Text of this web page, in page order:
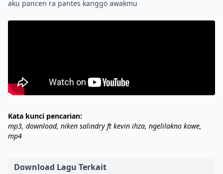
Kata kunci pencarian:
mp3, download, niken salindry ft kevin ihza, ngelilakno kowe,
mp4
Download Lagu Terkait